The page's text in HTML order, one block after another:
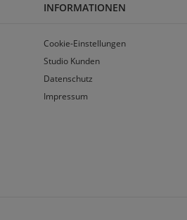
INFORMATIONEN
Cookie-Einstellungen
Studio Kunden
Datenschutz
Impressum